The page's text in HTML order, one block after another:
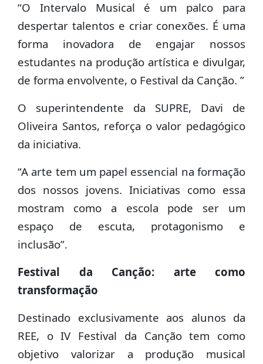
“O Intervalo Musical é um palco para
despertar talentos e criar conexões. É uma
forma inovadora de engajar nossos
estudantes na produção artística e divulgar,
de forma envolvente, o Festival da Canção. ”
O superintendente da SUPRE, Davi de
Oliveira Santos, reforça o valor pedagógico
da iniciativa.
“A arte tem um papel essencial na formação
dos nossos jovens. Iniciativas como essa
mostram como a escola pode ser um
espaço de escuta, protagonismo e
inclusão”.
Festival da Canção: arte como
transformação
Destinado exclusivamente aos alunos da
REE, o IV Festival da Canção tem como
objetivo valorizar a produção musical